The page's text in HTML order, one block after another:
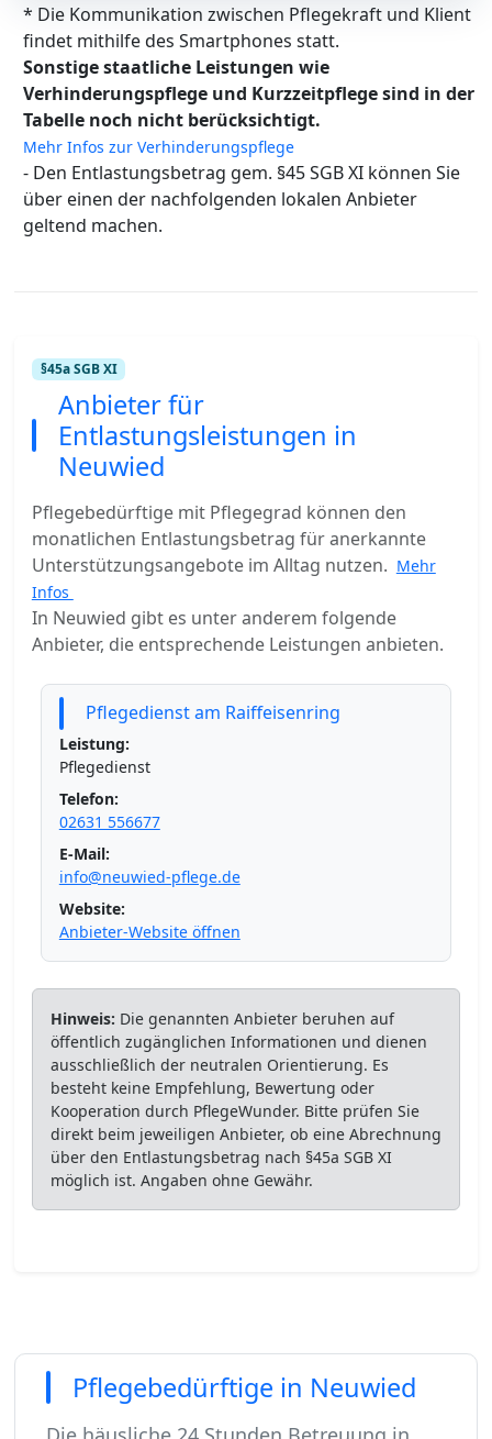
* Die Kommunikation zwischen Pflegekraft und Klient
findet mithilfe des Smartphones statt.
Sonstige staatliche Leistungen wie
Verhinderungspflege und Kurzzeitpflege sind in der
Tabelle noch nicht berücksichtigt.
Mehr Infos zur Verhinderungspflege
- Den Entlastungsbetrag gem. §45 SGB XI können Sie
über einen der nachfolgenden lokalen Anbieter
geltend machen.
§45a SGB XI
Anbieter für
Entlastungsleistungen in
Neuwied
Pflegebedürftige mit Pflegegrad können den
monatlichen Entlastungsbetrag für anerkannte
Unterstützungsangebote im Alltag nutzen. Mehr
Infos
In Neuwied gibt es unter anderem folgende
Anbieter, die entsprechende Leistungen anbieten.
Pflegedienst am Raiffeisenring
Leistung:
Pflegedienst
Telefon:
02631 556677
E-Mail:
info@neuwied-pflege.de
Website:
Anbieter-Website öffnen
Hinweis: Die genannten Anbieter beruhen auf
öffentlich zugänglichen Informationen und dienen
ausschließlich der neutralen Orientierung. Es
besteht keine Empfehlung, Bewertung oder
Kooperation durch PflegeWunder. Bitte prüfen Sie
direkt beim jeweiligen Anbieter, ob eine Abrechnung
über den Entlastungsbetrag nach §45a SGB XI
möglich ist. Angaben ohne Gewähr.
Pflegebedürftige in Neuwied